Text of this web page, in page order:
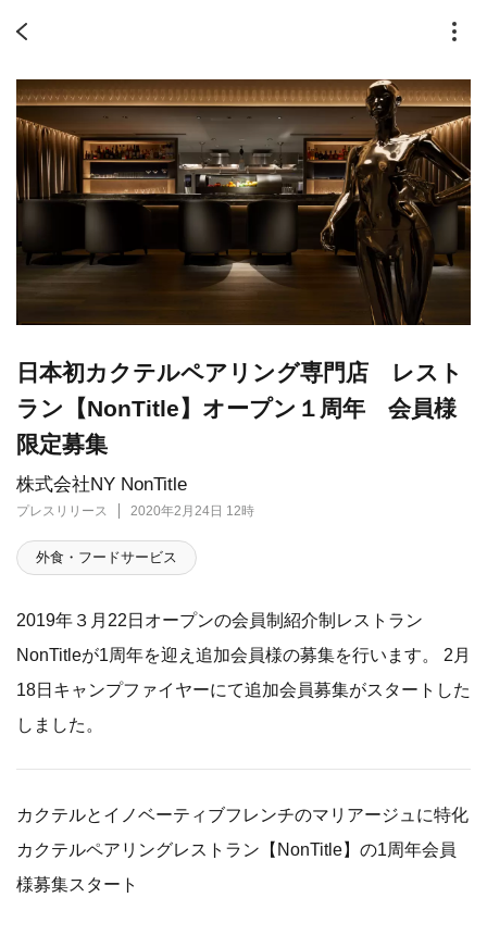
株式会社NY NonTitle
プレスリリース 2020年2月24日 12時
日本初カクテルペアリング専門店 レスト
ラン【NonTitle】オープン１周年 会員様
限定募集
外食・フードサービス
2019年３月22日オープンの会員制紹介制レストラン
NonTitleが1周年を迎え追加会員様の募集を行います。 2月
18日キャンプファイヤーにて追加会員募集がスタートした
しました。
カクテルとイノベーティブフレンチのマリアージュに特化
カクテルペアリングレストラン【NonTitle】の1周年会員
様募集スタート